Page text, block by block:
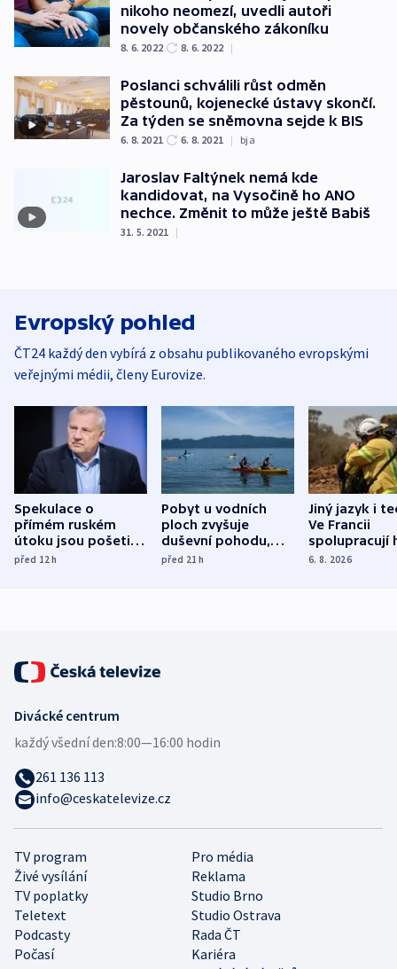
nikoho neomezí, uvedli autoři
novely občanského zákoníku
8. 6. 2022 8. 6. 2022 |
Poslanci schválili růst odměn
pěstounů, kojenecké ústavy skončí.
Za týden se sněmovna sejde k BIS
6. 8. 2021 6. 8. 2021 | bja
Jaroslav Faltýnek nemá kde
kandidovat, na Vysočině ho ANO
nechce. Změnit to může ještě Babiš
31. 5. 2021 |
Evropský pohled
ČT24 každý den vybírá z obsahu publikovaného evropskými
veřejnými médii, členy Eurovize.
Spekulace o
přímém ruském
útoku jsou pošetilé,
míní estonský
před 12h
Pobyt u vodních
ploch zvyšuje
duševní pohodu,
ukázala
před 21h
Jiný jazyk i
Ve Francii
spolupracují
různých zemí
6. 8. 2026
TV program
Pro média
Živé vysílání
Reklama
TV poplatky
Studio Brno
Teletext
Studio Ostrava
Podcasty
Rada ČT
Počasí
Kariéra
Divácké centrum
každý všední den:8:00—16:00 hodin
261 136 113
info@ceskatelevize.cz